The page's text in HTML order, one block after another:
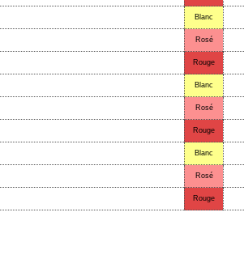
Blanc
Rosé
Rouge
Blanc
Rosé
Rouge
Blanc
Rosé
Rouge